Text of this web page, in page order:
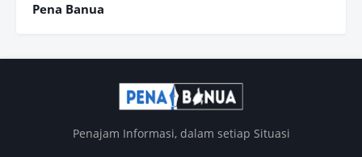
Pena Banua
Penajam Informasi, dalam setiap Situasi